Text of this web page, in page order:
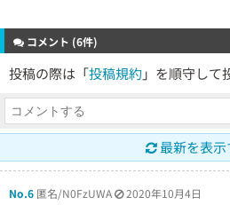
コメント (6件)
投稿の際は「投稿規約 」を順守して
最新を表示
No.6 匿名/N0FzUWA 2020年10月4日